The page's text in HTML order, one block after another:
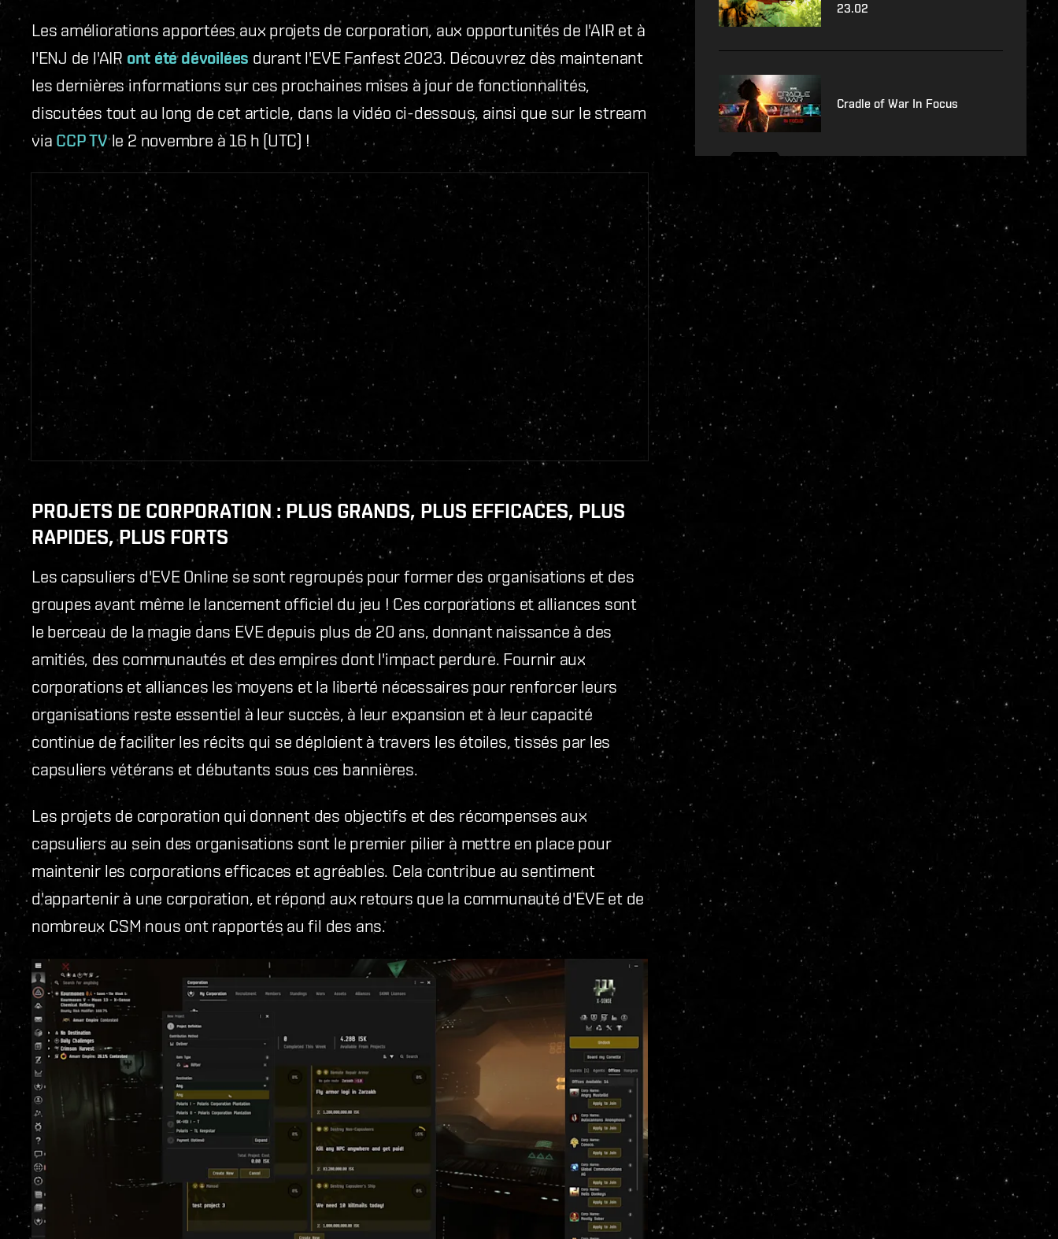
Les améliorations apportées aux projets de corporation, aux opportunités de l'AIR et à
l'ENJ de l'AIR ont été dévoilées durant l'EVE Fanfest 2023. Découvrez dès maintenant
les dernières informations sur ces prochaines mises à jour de fonctionnalités,
discutées tout au long de cet article, dans la vidéo ci-dessous, ainsi que sur le stream
via CCP TVle 2 novembre à 16 h (UTC) !
PROJETS DE CORPORATION : PLUS GRANDS, PLUS EFFICACES, PLUS
RAPIDES, PLUS FORTS
Les capsuliers d'EVE Online se sont regroupés pour former des organisations et des
groupes avant même le lancement officiel du jeu ! Ces corporations et alliances sont
le berceau de la magie dans EVE depuis plus de 20 ans, donnant naissance à des
amitiés, des communautés et des empires dont l'impact perdure. Fournir aux
corporations et alliances les moyens et la liberté nécessaires pour renforcer leurs
organisations reste essentiel à leur succès, à leur expansion et à leur capacité
continue de faciliter les récits qui se déploient à travers les étoiles, tissés par les
capsuliers vétérans et débutants sous ces bannières.
Les projets de corporation qui donnent des objectifs et des récompenses aux
capsuliers au sein des organisations sont le premier pilier à mettre en place pour
maintenir les corporations efficaces et agréables. Cela contribue au sentiment
d'appartenir à une corporation, et répond aux retours que la communauté d'EVE et de
nombreux CSM nous ont rapportés au fil des ans.
23.02
Cradle of War In Focus